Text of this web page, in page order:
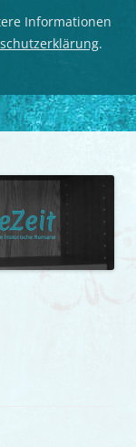
Informationen
.